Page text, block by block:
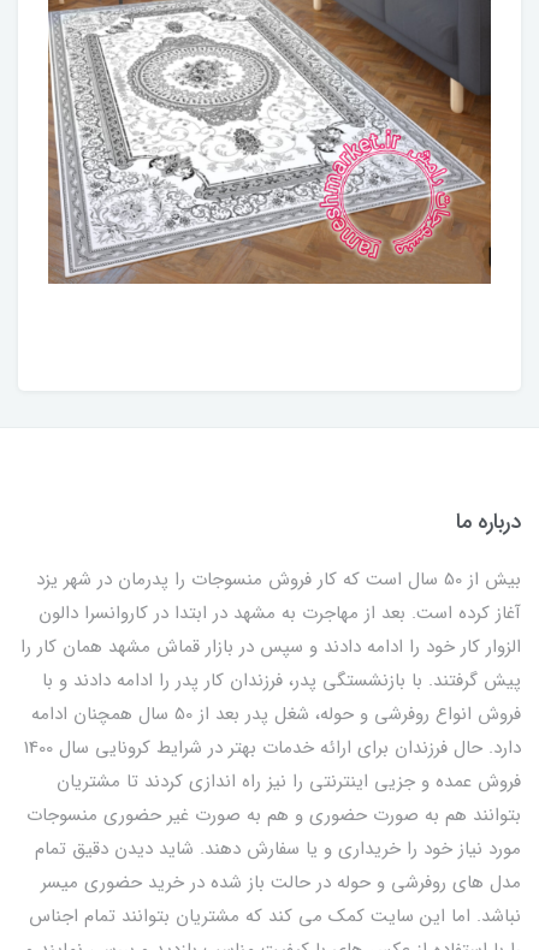
درباره ما
بیش از 50 سال است که کار فروش منسوجات را پدرمان در شهر یزد
آغاز کرده است. بعد از مهاجرت به مشهد در ابتدا در کاروانسرا دالون
الزوار کار خود را ادامه دادند و سپس در بازار قماش مشهد همان کار را
پیش گرفتند. با بازنشستگی پدر، فرزندان کار پدر را ادامه دادند و با
فروش انواع روفرشی و حوله، شغل پدر بعد از 50 سال همچنان ادامه
دارد. حال فرزندان برای ارائه خدمات بهتر در شرایط کرونایی سال 1400
فروش عمده و جزیی اینترنتی را نیز راه اندازی کردند تا مشتریان
بتوانند هم به صورت حضوری و هم به صورت غیر حضوری منسوجات
مورد نیاز خود را خریداری و یا سفارش دهند. شاید دیدن دقیق تمام
مدل های روفرشی و حوله در حالت باز شده در خرید حضوری میسر
نباشد. اما این سایت کمک می کند که مشتریان بتوانند تمام اجناس